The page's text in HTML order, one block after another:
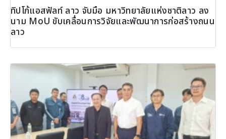
ทิปโก้แอสฟัลท์ ลาว จับมือ มหาวิทยาลัยแห่งชาติลาว ลง
นาม MoU ขับเคลื่อนการวิจัยและพัฒนาการก่อสร้างถนน
ลาว